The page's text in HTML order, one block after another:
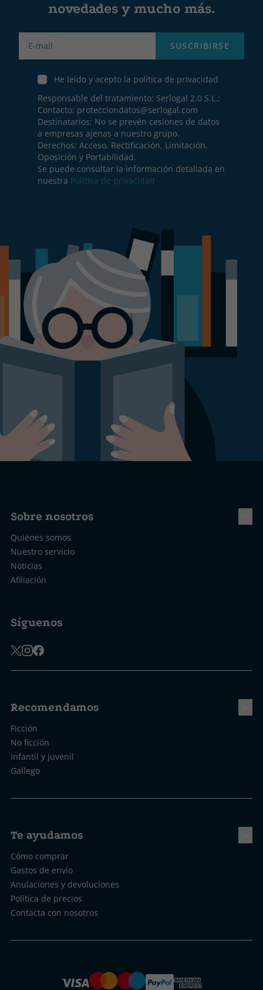
novedades y mucho más.
SUSCRIBIRSE
He leído y acepto la política de privacidad
Responsable del tratamiento: Serlogal 2.0 S.L.;
Contacto: protecciondatos@serlogal.com
Destinatarios: No se prevén cesiones de datos
a empresas ajenas a nuestro grupo.
Derechos: Acceso, Rectificación, Limitación,
Oposición y Portabilidad.
Se puede consultar la información detallada en
nuestra Política de privacidad
Sobre nosotros
Quiénes somos
Nuestro servicio
Noticias
Afiliación
Síguenos
Recomendamos
Ficción
No ficción
Infantil y juvenil
Gallego
Te ayudamos
Cómo comprar
Gastos de envío
Anulaciones y devoluciones
Política de precios
Contacta con nosotros